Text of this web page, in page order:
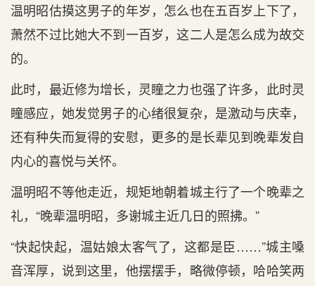
温明昭估摸这男子的年岁，怎么也在五百岁上下了，
萧然不过比她大不到一百岁，这二人是怎么成为故交
的。
此时，最近修为增长，灵瞳之力也强了许多，此时灵
瞳感应，她发觉男子的心绪很复杂，是激动与庆幸，
还有种失而复得的安慰，更多的是长辈见到晚辈发自
内心的喜悦与关怀。
温明昭不等他走近，规矩地朝着城主行了一个晚辈之
礼，“晚辈温明昭，多谢城主近几日的照拂。”
“快起快起，温姑娘太客气了，这都是臣……”城主嗓
音浑厚，说到这里，他摆摆手，略微停顿，哈哈笑两